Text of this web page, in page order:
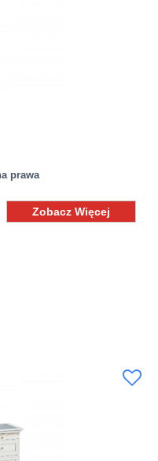
prawa
Zobacz Więcej